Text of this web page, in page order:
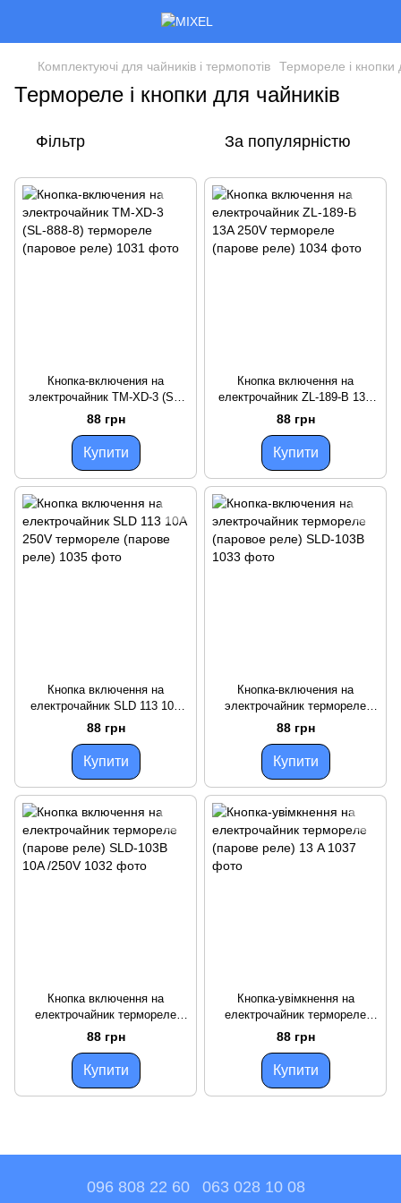
Комплектуючі для чайників і термопотів Термореле і кнопки
Термореле і кнопки для чайників
Фільтр За популярністю
Кнопка-включения на
электрочайник TM-XD-3 (SL-
888-8) термореле (паровое
реле)
88 грн
Купити
Кнопка включення на
електрочайник ZL-189-B 13A
250V термореле (парове реле)
88 грн
Купити
Кнопка включення на
електрочайник SLD 113 10A
250V термореле (парове реле)
88 грн
Купити
Кнопка-включения на
электрочайник термореле
(паровое реле) SLD-103B
88 грн
Купити
Кнопка включення на
електрочайник термореле
(парове реле) SLD-103B 10A
/250V
88 грн
Купити
Кнопка-увімкнення на
електрочайник термореле
(парове реле) 13 A
88 грн
Купити
096 808 22 60 063 028 10 08